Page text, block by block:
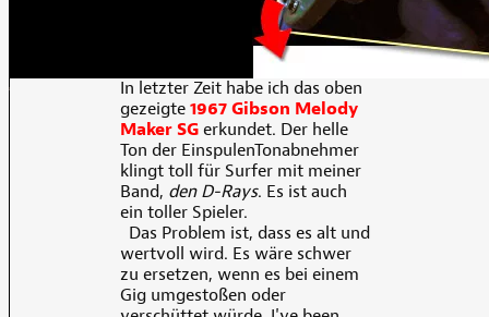
In letzter Zeit habe ich das oben
gezeigte 1967 Gibson Melody
Maker SGerkundet. Der helle
Ton der EinspulenTonabnehmer
klingt toll für Surfer mit meiner
Band, den D-Rays. Es ist auch
ein toller Spieler.
Das Problem ist, dass es alt und
wertvoll wird. Es wäre schwer
zu ersetzen, wenn es bei einem
Gig umgestoßen oder